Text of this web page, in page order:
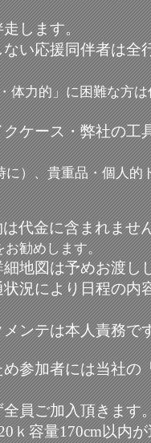
します。
い応援同伴者は全
・体力的」に困難な方
ケース・ 弊社の工
に）、貴重品・個人的
代金に含まれませ
勧めします。
地図は予めお渡し
況により日程の内
ンテは本人責務で
参加者には当社の
員ご加入頂きます
ｋ容量170cm以内